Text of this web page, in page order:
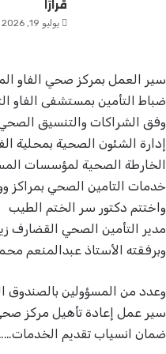
قرارًا
يوليو 19, 2026
سير العمل بمركز صحي الفاو
ضباط التأمين بمستشفى الفاو
وفق الشراكات والتنسيق
إدارة الشئون الصحية بمحلية
الخارطة الصحية لمؤسسات
خدمات التامين الصحي بمراكز
واختتم دكتور سر الختم الطيب
مدير التأمين الصحي القضارف
وبرفقته الأستاذ عبدالمنعم
وعدد من المسؤولين بالصندوق
سير عمل إعادة تأهيل مركز صحي
ضمان انسياب تقديم